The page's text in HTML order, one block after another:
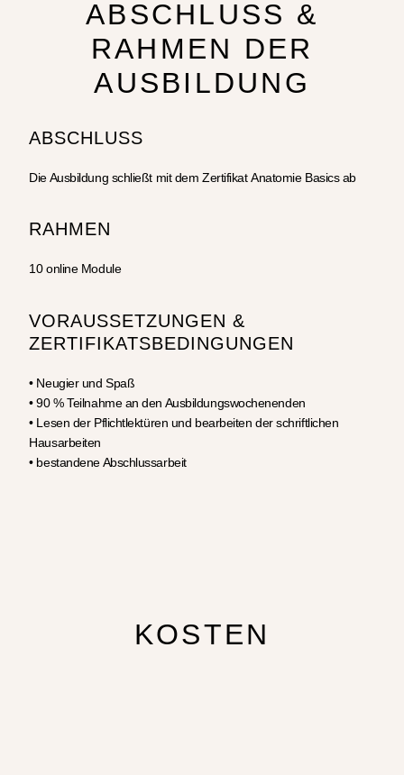
ABSCHLUSS &
RAHMEN DER
AUSBILDUNG
ABSCHLUSS
Die Ausbildung schließt mit dem ZertifikatAnatomie Basicsab
RAHMEN
10 online Module
VORAUSSETZUNGEN &
ZERTIFIKATSBEDINGUNGEN
• Neugier und Spaß
• 90 % Teilnahme an den Ausbildungswochenenden
• Lesen der Pflichtlektüren und bearbeiten der schriftlichen
Hausarbeiten
• bestandene Abschlussarbeit
KOSTEN